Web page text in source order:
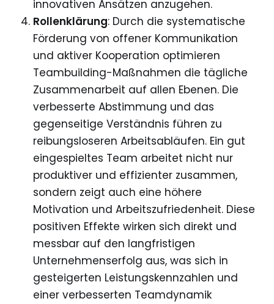
innovativen Ansätzen anzugehen.
Rollenklärung: Durch die systematische
Förderung von offener Kommunikation
und aktiver Kooperation optimieren
Teambuilding-Maßnahmen die tägliche
Zusammenarbeit auf allen Ebenen. Die
verbesserte Abstimmung und das
gegenseitige Verständnis führen zu
reibungsloseren Arbeitsabläufen. Ein gut
eingespieltes Team arbeitet nicht nur
produktiver und effizienter zusammen,
sondern zeigt auch eine höhere
Motivation und Arbeitszufriedenheit. Diese
positiven Effekte wirken sich direkt und
messbar auf den langfristigen
Unternehmenserfolg aus, was sich in
gesteigerten Leistungskennzahlen und
einer verbesserten Teamdynamik